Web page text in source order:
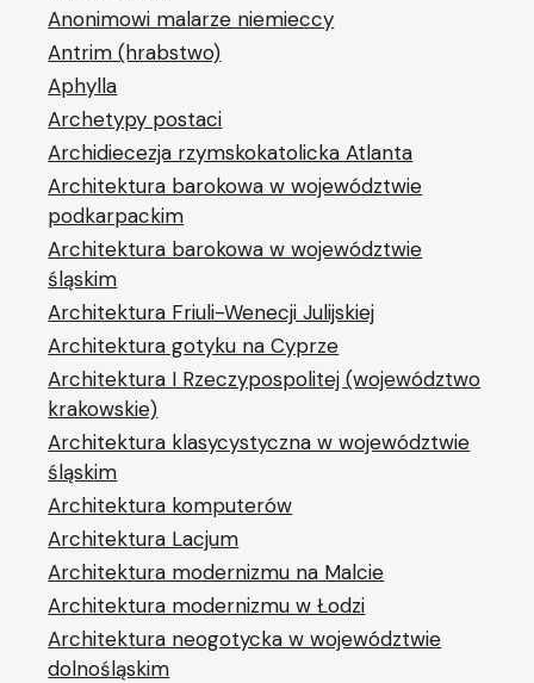
Anonimowi malarze niemieccy
Antrim (hrabstwo)
Aphylla
Archetypy postaci
Archidiecezja rzymskokatolicka Atlanta
Architektura barokowa w województwie
podkarpackim
Architektura barokowa w województwie
śląskim
Architektura Friuli-Wenecji Julijskiej
Architektura gotyku na Cyprze
Architektura I Rzeczypospolitej (województwo
krakowskie)
Architektura klasycystyczna w województwie
śląskim
Architektura komputerów
Architektura Lacjum
Architektura modernizmu na Malcie
Architektura modernizmu w Łodzi
Architektura neogotycka w województwie
dolnośląskim